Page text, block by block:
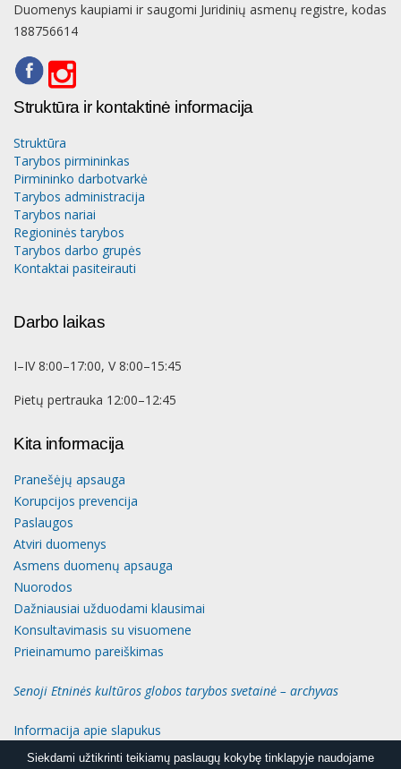
Siekdami užtikrinti teikiamų paslaugų kokybę tinklapyje naudojame
Siekdami užtikrinti teikiamų paslaugų kokybę tinklapyje naudojame
Duomenys kaupiami ir saugomi Juridinių asmenų registre, kodas
188756614
Struktūra ir kontaktinė informacija
Struktūra
Tarybos pirmininkas
Pirmininko darbotvarkė
Tarybos administracija
Tarybos nariai
Regioninės tarybos
Tarybos darbo grupės
Kontaktai pasiteirauti
Darbo laikas
I–IV 8:00–17:00, V 8:00–15:45
Pietų pertrauka 12:00–12:45
Kita informacija
Pranešėjų apsauga
Korupcijos prevencija
Paslaugos
Atviri duomenys
Asmens duomenų apsauga
Nuorodos
Dažniausiai užduodami klausimai
Konsultavimasis su visuomene
Prieinamumo pareiškimas
Senoji Etninės kultūros globos tarybos svetainė – archyvas
Informacija apie slapukus